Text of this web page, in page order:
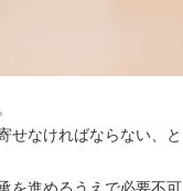
せなければならない、と